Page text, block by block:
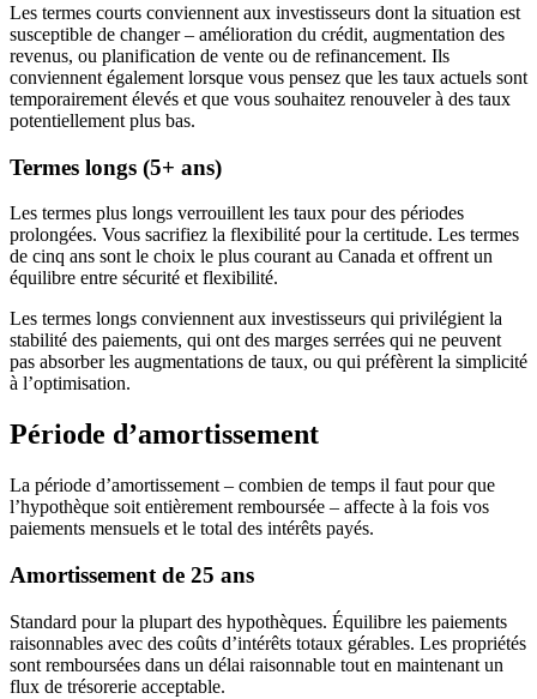
Les termes courts conviennent aux investisseurs dont la situation est
susceptible de changer – amélioration du crédit, augmentation des
revenus, ou planification de vente ou de refinancement. Ils
conviennent également lorsque vous pensez que les taux actuels sont
temporairement élevés et que vous souhaitez renouveler à des taux
potentiellement plus bas.
Termes longs (5+ ans)
Les termes plus longs verrouillent les taux pour des périodes
prolongées. Vous sacrifiez la flexibilité pour la certitude. Les termes
de cinq ans sont le choix le plus courant au Canada et offrent un
équilibre entre sécurité et flexibilité.
Les termes longs conviennent aux investisseurs qui privilégient la
stabilité des paiements, qui ont des marges serrées qui ne peuvent
pas absorber les augmentations de taux, ou qui préfèrent la simplicité
à l’optimisation.
Période d’amortissement
La période d’amortissement – combien de temps il faut pour que
l’hypothèque soit entièrement remboursée – affecte à la fois vos
paiements mensuels et le total des intérêts payés.
Amortissement de 25 ans
Standard pour la plupart des hypothèques. Équilibre les paiements
raisonnables avec des coûts d’intérêts totaux gérables. Les propriétés
sont remboursées dans un délai raisonnable tout en maintenant un
flux de trésorerie acceptable.